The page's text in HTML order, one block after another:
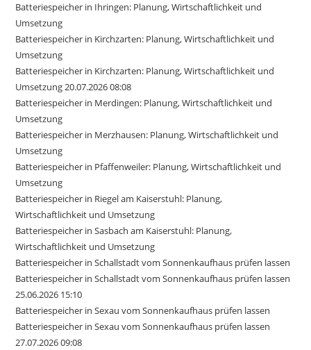
Batteriespeicher in Ihringen: Planung, Wirtschaftlichkeit und
Umsetzung
Batteriespeicher in Kirchzarten: Planung, Wirtschaftlichkeit und
Umsetzung
Batteriespeicher in Kirchzarten: Planung, Wirtschaftlichkeit und
Umsetzung 20.07.2026 08:08
Batteriespeicher in Merdingen: Planung, Wirtschaftlichkeit und
Umsetzung
Batteriespeicher in Merzhausen: Planung, Wirtschaftlichkeit und
Umsetzung
Batteriespeicher in Pfaffenweiler: Planung, Wirtschaftlichkeit und
Umsetzung
Batteriespeicher in Riegel am Kaiserstuhl: Planung,
Wirtschaftlichkeit und Umsetzung
Batteriespeicher in Sasbach am Kaiserstuhl: Planung,
Wirtschaftlichkeit und Umsetzung
Batteriespeicher in Schallstadt vom Sonnenkaufhaus prüfen lassen
Batteriespeicher in Schallstadt vom Sonnenkaufhaus prüfen lassen
25.06.2026 15:10
Batteriespeicher in Sexau vom Sonnenkaufhaus prüfen lassen
Batteriespeicher in Sexau vom Sonnenkaufhaus prüfen lassen
27.07.2026 09:08